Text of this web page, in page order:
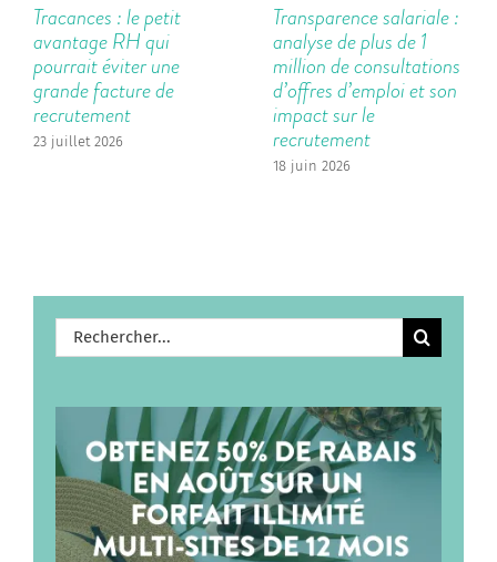
Tracances : le petit
avantage RH qui
pourrait éviter une
grande facture de
recrutement
23 juillet 2026
Transparence salariale :
analyse de plus de 1
million de consultations
d’offres d’emploi et son
impact sur le
recrutement
18 juin 2026
Rechercher: